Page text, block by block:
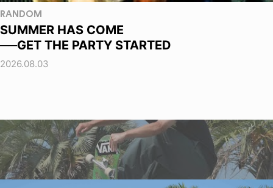
RANDOM
SUMMER HAS COME
──GET THE PARTY STARTED
2026.08.03